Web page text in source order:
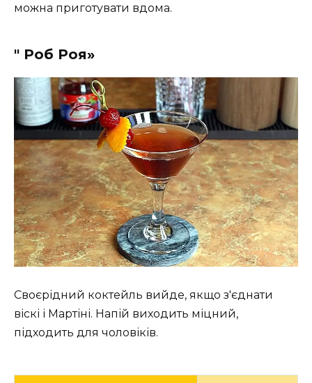
можна приготувати вдома.
" Роб Роя»
Своєрідний коктейль вийде, якщо з'єднати
віскі і Мартіні. Напій виходить міцний,
підходить для чоловіків.